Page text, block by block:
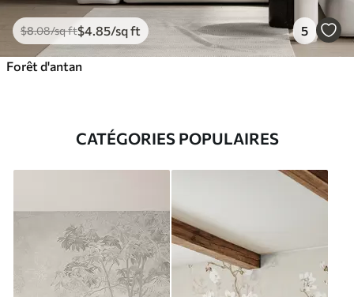
$8.08/sq ft$4.85/sq ft 5
Forêt d'antan
CATÉGORIES POPULAIRES